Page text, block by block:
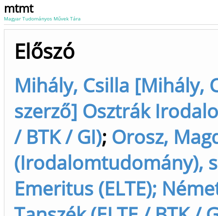
mtmt
Magyar Tudományos Művek Tára
Előszó
Mihály, Csilla [Mihály,
szerző] Osztrák
/ BTK / GI); Orosz,
(Irodalomtudomány),
Emeritus (ELTE);